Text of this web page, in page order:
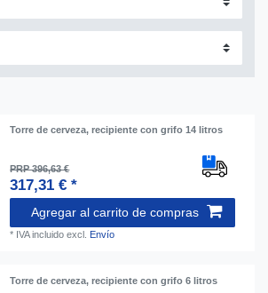
Torre de cerveza, recipiente con grifo 14 litros
PRP 396,63 €
317,31 € *
Agregar al carrito de compras
* IVA incluido excl. Envío
Torre de cerveza, recipiente con grifo 6 litros